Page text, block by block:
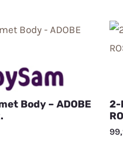
Body – ADOBE
2-